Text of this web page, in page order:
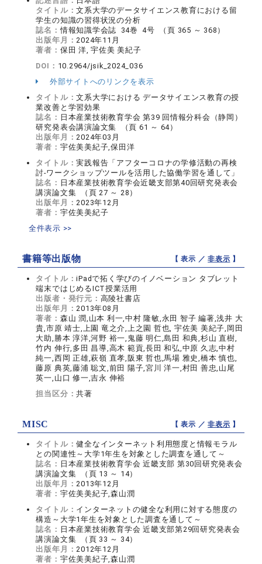
タイトル：文系大学のデータサイエンス教育における留
学生の知識の習得状況の分析
誌名：情報知識学会誌 34巻 4号 （頁 365 ～ 368）
出版年月：2024年11月
著者： 保田 洋, 宇佐美 美紀子
DOI： 10.2964/jsik_2024_036
外部サイトへのリンクを表示
タイトル：文系大学における データサイエンス教育の授
業改善と学習効果
誌名： 日本産業技術教育学会 第39 回情報分科会（静岡）
研究発表会講演論文集 （頁 61 ～ 64）
出版年月：2024年03月
著者： 宇佐美美紀子,保田洋
タイトル：実践報告「アフターコロナの学修活動の再検
討-ワークショップツールを活用した協働学習を通して」
誌名： 日本産業技術教育学会近畿支部第40回研究発表会
講演論文集 （頁 27 ～ 28）
出版年月：2023年12月
著者： 宇佐美美紀子
全件表示 >>
書籍等出版物 【 表示 ／非表示 】
タイトル：iPadで拓く学びのイノベーション タブレット
端末ではじめるICT授業活用
出版者・発行元： 高陵社書店
出版年月：2013年08月
著者： 森山 潤,山本 利一,中村 隆敏,永田 智子 編著,浅井 大
貴,市原 靖士,上園 竜之介,上之園 哲也, 宇佐美 美紀子,岡田
大助,勝本 淳洋,河野 裕一,鬼藤 明仁,島田 和典,杉山 直樹,
竹内 伸行,多田 昌導,高木 範貢,長田 和弘,中原 久志,中村
純一,西岡 正雄,萩嶺 直孝,阪東 哲也,馬場 雅史,橋本 慎也,
藤原 典英,藤浦 聡文,前田 陽子,宮川 洋一,村田 善忠,山尾
英一,山口 修一,吉永 伸裕
担当区分：共著
MISC 【 表示 ／非表示 】
タイトル：健全なインターネット利用態度と情報モラル
との関連性～大学1年生を対象とした調査を通して～
誌名： 日本産業技術教育学会 近畿支部 第30回研究発表会
講演論文集 （頁 13 ～ 14）
出版年月：2013年12月
著者： 宇佐美美紀子,森山潤
タイトル： インターネットの健全な利用に対する態度の
構造～大学1年生を対象とした調査を通して～
誌名： 日本産業技術教育学会 近畿支部第29回研究発表会
講演論文集 （頁 33 ～ 34）
出版年月：2012年12月
著者： 宇佐美美紀子,森山潤